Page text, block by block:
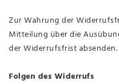
Zur Wahrung der
Mitteilung über die
der Widerrufsfrist absenden.
Folgen des Widerrufs